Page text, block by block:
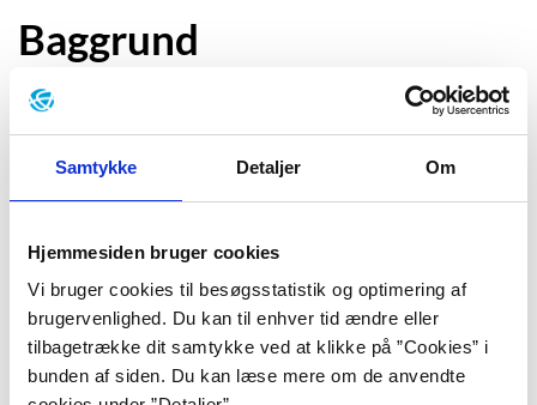
Samtykke Detaljer Om
Hjemmesiden bruger cookies
Vi bruger cookies til besøgsstatistik og optimering af
brugervenlighed. Du kan til enhver tid ændre eller
tilbagetrække dit samtykke ved at klikke på ”Cookies” i
bunden af siden. Du kan læse mere om de anvendte
Baggrund
”Jeg ved ikke, hvorfra styrken kommer,
men pludselig overvinder jeg mig selv.
Jeg går hen til ham og tager min højre
hånd op af lommen. Jeg sætter min
tommel- og pegefinger i hans
mundvige. Jeg vil trække mundvigene
opad, så de former et smil.”